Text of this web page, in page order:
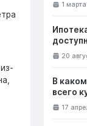
1
20
В
всего
17